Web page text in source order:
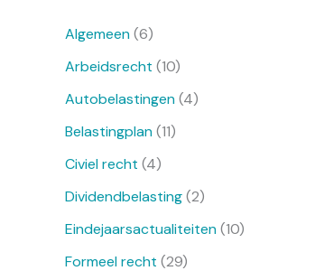
Algemeen(6)
Arbeidsrecht (10)
Autobelastingen(4)
Belastingplan(11)
Civiel recht (4)
Dividendbelasting(2)
Eindejaarsactualiteiten(10)
Formeel recht (29)